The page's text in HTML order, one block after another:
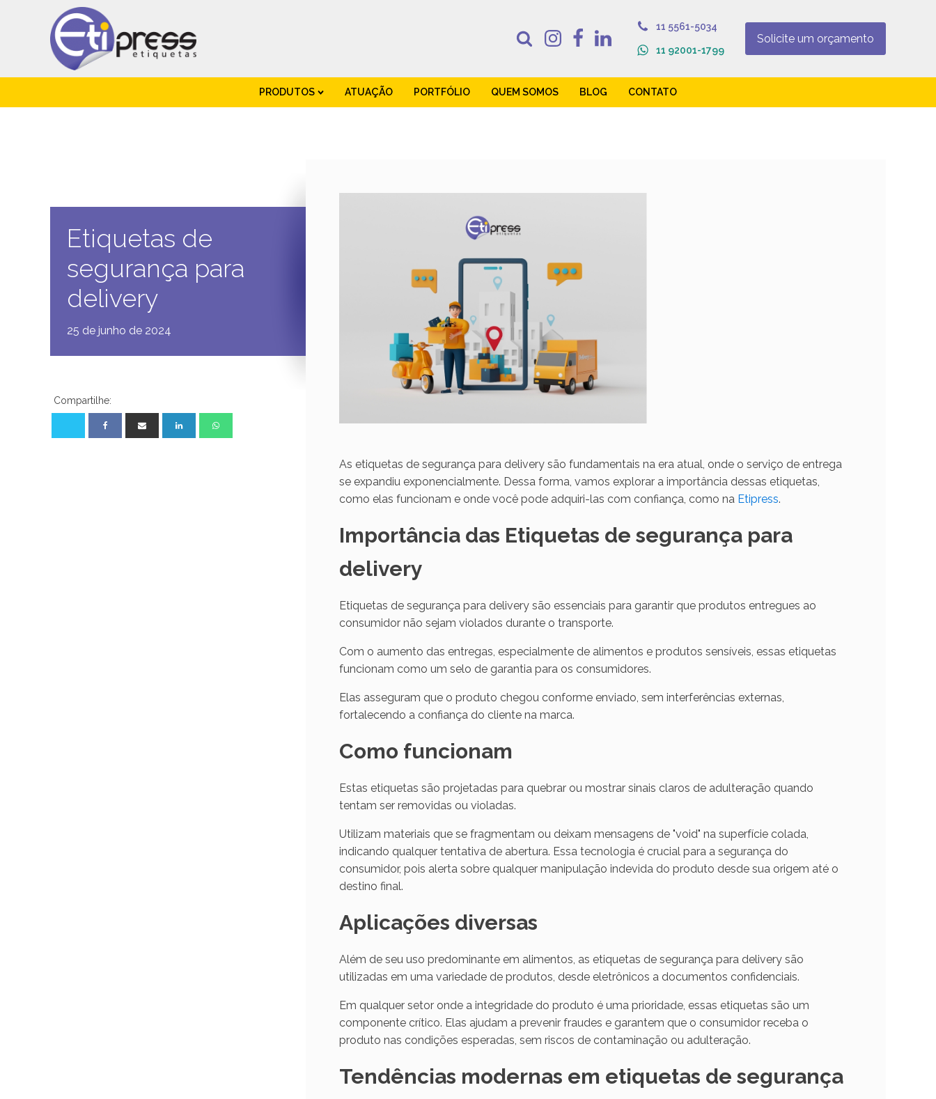
11 5561-5034
11 92001-1799
Solicite um orçamento
PRODUTOS ATUAÇÃO PORTFÓLIO QUEM SOMOS BLOG CONTATO
Etiquetas de
segurança para
delivery
25 de junho de 2024
Compartilhe:
As etiquetas de segurança para delivery são fundamentais na era atual, onde o serviço de entrega
se expandiu exponencialmente. Dessa forma, vamos explorar a importância dessas etiquetas,
como elas funcionam e onde você pode adquiri-las com confiança, como naEtipress.
Importância das Etiquetas de segurança para
delivery
Etiquetas de segurança para delivery são essenciais para garantir que produtos entregues ao
consumidor não sejam violados durante o transporte.
Com o aumento das entregas, especialmente de alimentos e produtos sensíveis, essas etiquetas
funcionam como um selo de garantia para os consumidores.
Elas asseguram que o produto chegou conforme enviado, sem interferências externas,
fortalecendo a confiança do cliente na marca.
Como funcionam
Estas etiquetas são projetadas para quebrar ou mostrar sinais claros de adulteração quando
tentam ser removidas ou violadas.
Utilizam materiais que se fragmentam ou deixam mensagens de "void" na superfície colada,
indicando qualquer tentativa de abertura. Essa tecnologia é crucial para a segurança do
consumidor, pois alerta sobre qualquer manipulação indevida do produto desde sua origem até o
destino final.
Aplicações diversas
Além de seu uso predominante em alimentos, as etiquetas de segurança para delivery são
utilizadas em uma variedade de produtos, desde eletrônicos a documentos confidenciais.
Em qualquer setor onde a integridade do produto é uma prioridade, essas etiquetas são um
componente crítico. Elas ajudam a prevenir fraudes e garantem que o consumidor receba o
produto nas condições esperadas, sem riscos de contaminação ou adulteração.
Tendências modernas em etiquetas de segurança